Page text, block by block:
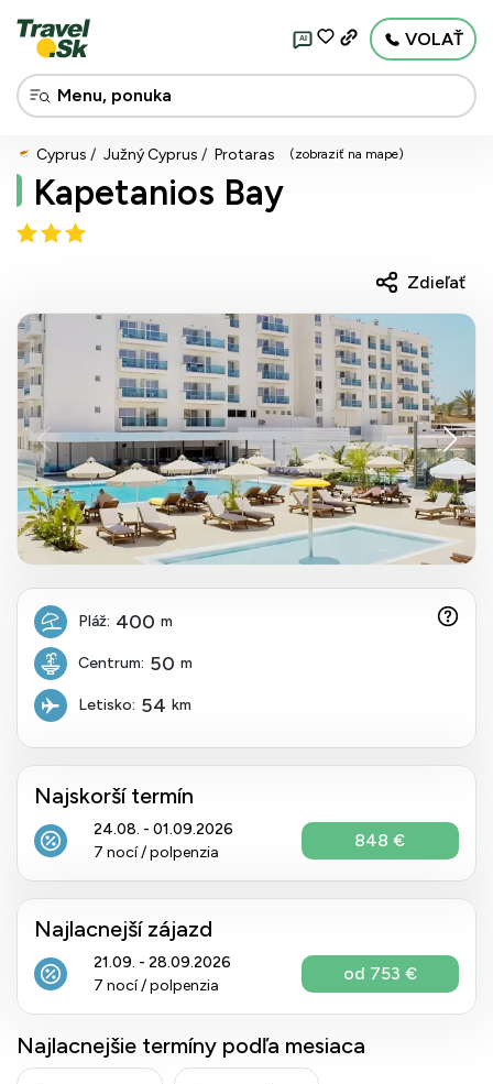
AI VOLAŤ
Cyprus Južný Cyprus Protaras (zobraziť na mape)
Kapetanios Bay
Zdieľať
Pláž: 400 m
Centrum: 50 m
Letisko: 54 km
Najskorší termín
24.08. - 01.09.2026
7 nocí / polpenzia
848 €
Najlacnejší zájazd
21.09. - 28.09.2026
7 nocí / polpenzia
od 753 €
Najlacnejšie termíny podľa mesiaca